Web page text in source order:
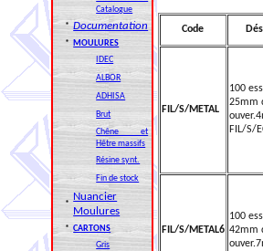
Catalogue
* Documentation
* MOULURES
IDEC
ALBOR
ADHISA
Brut
Chêne et
Hêtre massifs
Résine synt.
Fin de stock
*
Nuancier
Moulures
* CARTONS
Gris
Code
FIL/S/METAL
100
25mm
FIL/S/
FIL/S/METAL6
100
42mm